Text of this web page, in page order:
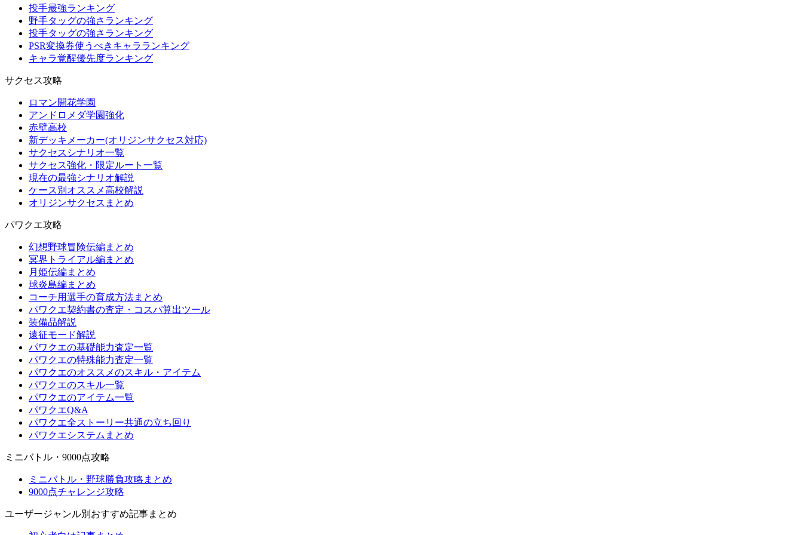
投手最強ランキング
野手タッグの強さランキング
投手タッグの強さランキング
PSR変換券使うべきキャラランキング
キャラ覚醒優先度ランキング
サクセス攻略
ロマン開花学園
アンドロメダ学園強化
赤壁高校
新デッキメーカー(オリジンサクセス対応)
サクセスシナリオ一覧
サクセス強化・限定ルート一覧
現在の最強シナリオ解説
ケース別オススメ高校解説
オリジンサクセスまとめ
パワクエ攻略
幻想野球冒険伝編まとめ
冥界トライアル編まとめ
月姫伝編まとめ
球炎島編まとめ
コーチ用選手の育成方法まとめ
パワクエ契約書の査定・コスパ算出ツール
装備品解説
遠征モード解説
パワクエの基礎能力査定一覧
パワクエの特殊能力査定一覧
パワクエのオススメのスキル・アイテム
パワクエのスキル一覧
パワクエのアイテム一覧
パワクエQ&A
パワクエ全ストーリー共通の立ち回り
パワクエシステムまとめ
ミニバトル・9000点攻略
ミニバトル・野球勝負攻略まとめ
9000点チャレンジ攻略
ユーザージャンル別おすすめ記事まとめ